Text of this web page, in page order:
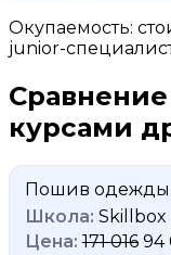
Окупаемость:
junior-
курсами
Пошив одежды
Skillbox
171 016 94